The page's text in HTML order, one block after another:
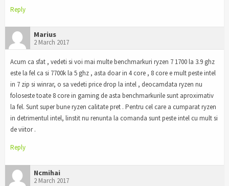
Reply
Marius
2 March 2017
Acum ca sfat , vedeti si voi mai multe benchmarkuri ryzen 7 1700 la 3.9 ghz
este la fel ca si 7700k la 5 ghz , asta doar in 4 core , 8 core e mult peste intel
in 7 zip si winrar, o sa vedeti price drop la intel , deocamdata ryzen nu
foloseste toate 8 core in gaming de asta benchmarkurile sunt aproximativ
la fel. Sunt super bune ryzen calitate pret . Pentru cel care a cumparat ryzen
in detrimentul intel, linstit nu renunta la comanda sunt peste intel cu mult si
de viitor .
Reply
Ncmihai
2 March 2017